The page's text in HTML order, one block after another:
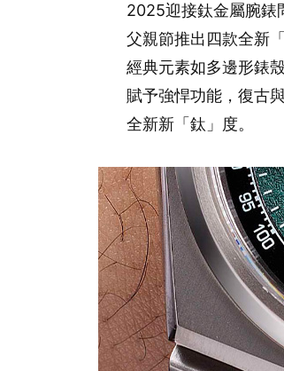
2025迎接鈦金屬腕錶
父親節推出四款全新
經典元素如多邊形錶
賦予強悍功能，復古
全新新「鈦」度。